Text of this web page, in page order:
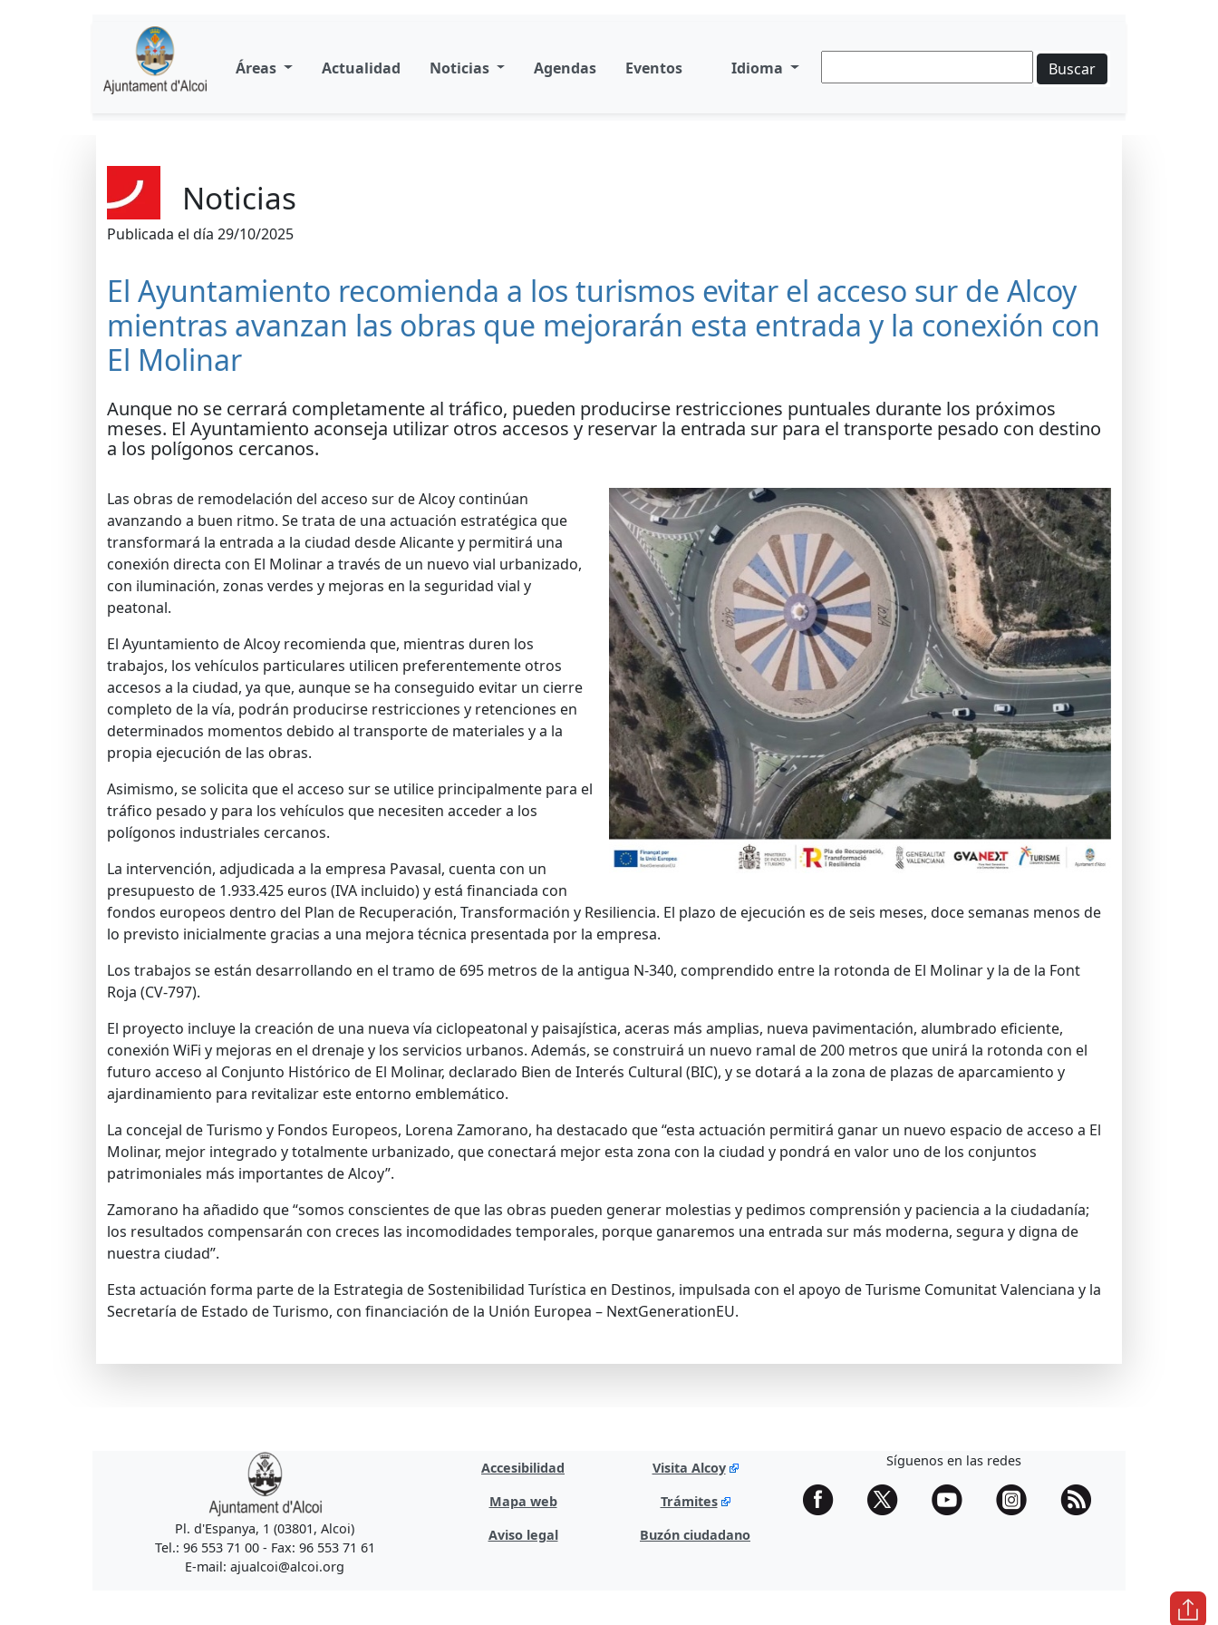
Áreas Actualidad Noticias Agendas Eventos Idioma Buscar
Noticias
Publicada el día 29/10/2025
El Ayuntamiento recomienda a los turismos evitar el acceso sur de Alcoy
mientras avanzan las obras que mejorarán esta entrada y la conexión con
El Molinar
Aunque no se cerrará completamente al tráfico, pueden producirse restricciones puntuales durante los próximos
meses. El Ayuntamiento aconseja utilizar otros accesos y reservar la entrada sur para el transporte pesado con destino
a los polígonos cercanos.
Las obras de remodelación del acceso sur de Alcoy continúan
avanzando a buen ritmo. Se trata de una actuación estratégica que
transformará la entrada a la ciudad desde Alicante y permitirá una
conexión directa con El Molinar a través de un nuevo vial urbanizado,
con iluminación, zonas verdes y mejoras en la seguridad vial y
peatonal.
El Ayuntamiento de Alcoy recomienda que, mientras duren los
trabajos, los vehículos particulares utilicen preferentemente otros
accesos a la ciudad, ya que, aunque se ha conseguido evitar un cierre
completo de la vía, podrán producirse restricciones y retenciones en
determinados momentos debido al transporte de materiales y a la
propia ejecución de las obras.
Asimismo, se solicita que el acceso sur se utilice principalmente para el
tráfico pesado y para los vehículos que necesiten acceder a los
polígonos industriales cercanos.
La intervención, adjudicada a la empresa Pavasal, cuenta con un
presupuesto de 1.933.425 euros (IVA incluido) y está financiada con
fondos europeos dentro del Plan de Recuperación, Transformación y Resiliencia. El plazo de ejecución es de seis meses, doce semanas menos de
lo previsto inicialmente gracias a una mejora técnica presentada por la empresa.
Los trabajos se están desarrollando en el tramo de 695 metros de la antigua N-340, comprendido entre la rotonda de El Molinar y la de la Font
Roja (CV-797).
El proyecto incluye la creación de una nueva vía ciclopeatonal y paisajística, aceras más amplias, nueva pavimentación, alumbrado eficiente,
conexión WiFi y mejoras en el drenaje y los servicios urbanos. Además, se construirá un nuevo ramal de 200 metros que unirá la rotonda con el
futuro acceso al Conjunto Histórico de El Molinar, declarado Bien de Interés Cultural (BIC), y se dotará a la zona de plazas de aparcamiento y
ajardinamiento para revitalizar este entorno emblemático.
La concejal de Turismo y Fondos Europeos, Lorena Zamorano, ha destacado que “esta actuación permitirá ganar un nuevo espacio de acceso a El
Molinar, mejor integrado y totalmente urbanizado, que conectará mejor esta zona con la ciudad y pondrá en valor uno de los conjuntos
patrimoniales más importantes de Alcoy”.
Zamorano ha añadido que “somos conscientes de que las obras pueden generar molestias y pedimos comprensión y paciencia a la ciudadanía;
los resultados compensarán con creces las incomodidades temporales, porque ganaremos una entrada sur más moderna, segura y digna de
nuestra ciudad”.
Esta actuación forma parte de la Estrategia de Sostenibilidad Turística en Destinos, impulsada con el apoyo de Turisme Comunitat Valenciana y la
Secretaría de Estado de Turismo, con financiación de la Unión Europea – NextGenerationEU.
Pl. d'Espanya, 1 (03801, Alcoi)
Tel.: 96 553 71 00 - Fax: 96 553 71 61
E-mail: ajualcoi@alcoi.org
Accesibilidad
Mapa web
Aviso legal
Visita Alcoy
Trámites
Buzón ciudadano
Síguenos en las redes